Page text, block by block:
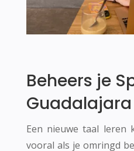
Beheers je
Guadalajara
Een nieuwe taal leren
vooral als je omringd